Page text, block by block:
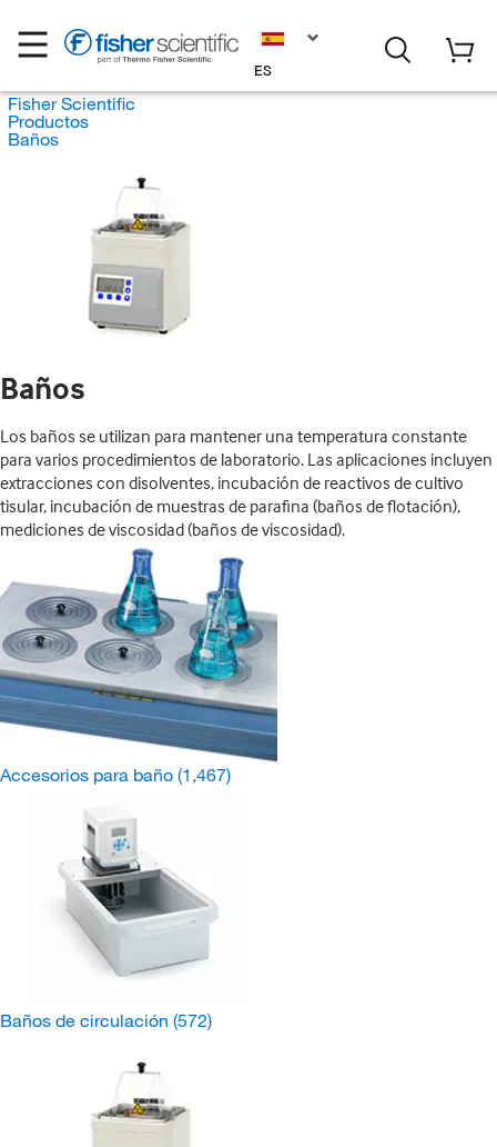
ES
Fisher Scientific
Productos
Baños
Baños
Los baños se utilizan para mantener una temperatura constante
para varios procedimientos de laboratorio. Las aplicaciones incluyen
extracciones con disolventes, incubación de reactivos de cultivo
tisular, incubación de muestras de parafina (baños de flotación),
mediciones de viscosidad (baños de viscosidad).
Accesorios para baño (1,467)
Baños de circulación (572)